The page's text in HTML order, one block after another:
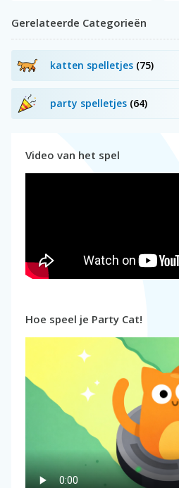
Gerelateerde Categorieën
katten spelletjes (75)
party spelletjes (64)
Video van het spel
Hoe speel je Party Cat!